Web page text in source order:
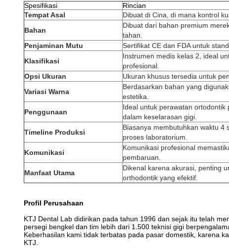
Spesifikasi
Rincian
Tempat Asal
Dibuat di Cina, di mana kontrol
Bahan
Dibuat dari bahan premium
tahan.
Penjaminan Mutu
Sertifikat CE dan FDA untuk
Klasifikasi
Instrumen medis kelas 2, ideal
profesional.
Opsi Ukuran
Ukuran khusus tersedia untuk
Variasi Warna
Berdasarkan bahan yang
estetika.
Penggunaan
Ideal untuk perawatan ortodontik
dalam keselarasan gigi.
Timeline Produksi
Biasanya membutuhkan waktu 4
proses laboratorium.
Komunikasi
Komunikasi profesional
pembaruan.
Manfaat Utama
Dikenal karena akurasi, penting
orthodontik yang efektif.
Profil Perusahaan
KTJ Dental Lab didirikan pada tahun 1996 dan sejak itu telah
persegi bengkel dan tim lebih dari 1.500 teknisi gigi
Keberhasilan kami tidak terbatas pada pasar domestik, karena
KTJ.